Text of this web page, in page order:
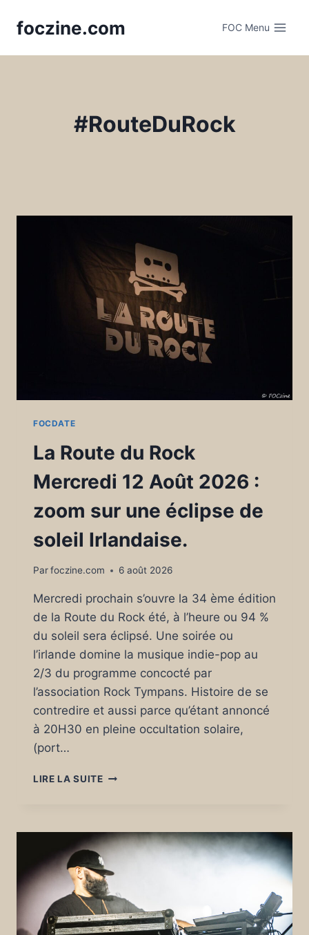
foczine.com FOC Menu
#RouteDuRock
FOCDATE
La Route du Rock
Mercredi 12 Août 2026 :
zoom sur une éclipse de
soleil Irlandaise.
Parfoczine.com 6 août 2026
Mercredi prochain s’ouvre la 34 ème édition
de la Route du Rock été, à l’heure ou 94 %
du soleil sera éclipsé. Une soirée ou
l’irlande domine la musique indie-pop au
2/3 du programme concocté par
l’association Rock Tympans. Histoire de se
contredire et aussi parce qu’étant annoncé
à 20H30 en pleine occultation solaire,
(port…
LIRE LA SUITELA
MERCREDI
12
AOÛT
2026
:
ZOOM
SUR